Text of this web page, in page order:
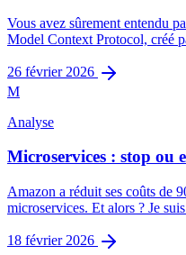
Vous avez sûrement entendu
Model Context Protocol, créé
26 février 2026
M
Analyse
Microservices : stop ou
Amazon a réduit ses coûts de
microservices. Et alors ? Je
18 février 2026